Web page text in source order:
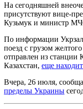
На сегодняшней
присутствуют вице-
Кузьмук и министр
По информации
поезд с грузом
отправлен из станции
Казахстан, еще
Вчера, 26 июля,
пределы Украины